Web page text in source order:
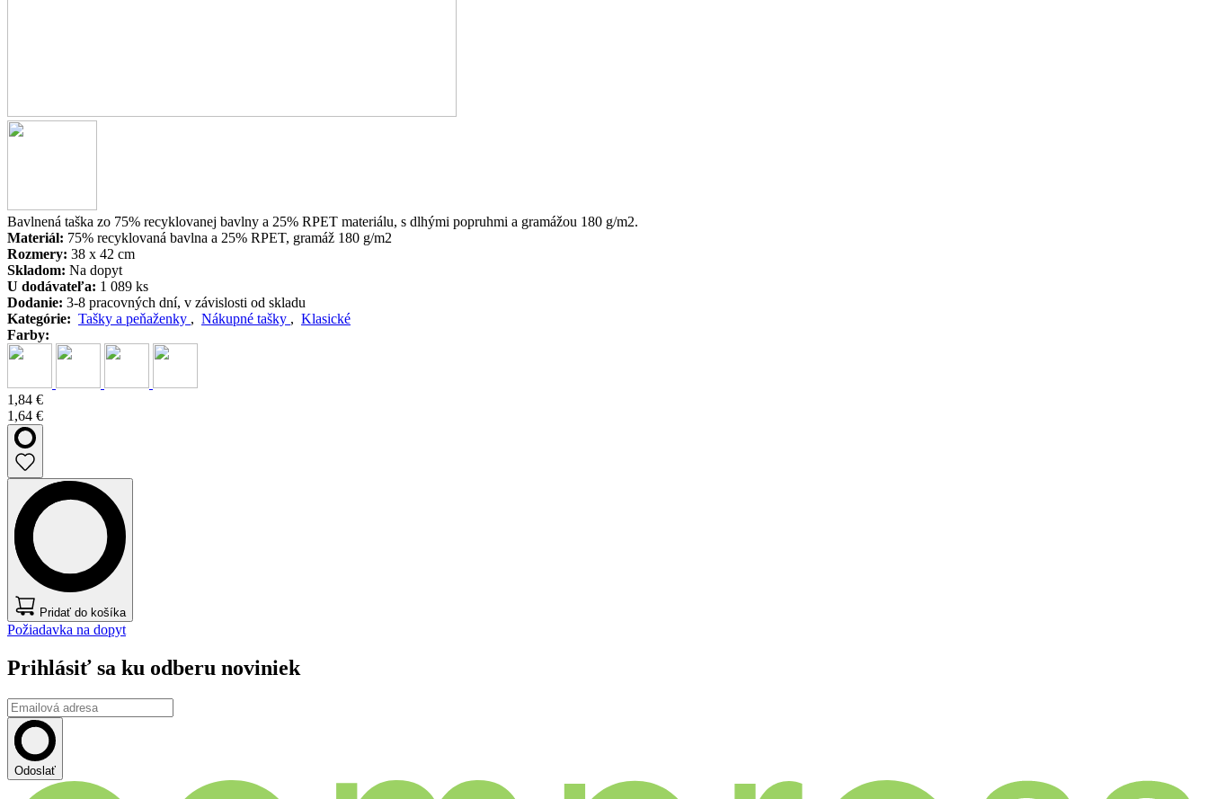
Bavlnená taška zo 75% recyklovanej bavlny a 25% RPET materiálu, s dlhými popruhmi a gramážou 180 g/m2.
Materiál: 75% recyklovaná bavlna a 25% RPET, gramáž 180 g/m2
Rozmery: 38 x 42 cm
Skladom: Na dopyt
U dodávateľa: 1 089 ks
Dodanie: 3-8 pracovných dní, v závislosti od skladu
Kategórie: Tašky a peňaženky , Nákupné tašky , Klasické
Farby:
1,84 €
1,64 €
Pridať do košíka
Požiadavka na dopyt
Prihlásiť sa ku odberu noviniek
Odoslať